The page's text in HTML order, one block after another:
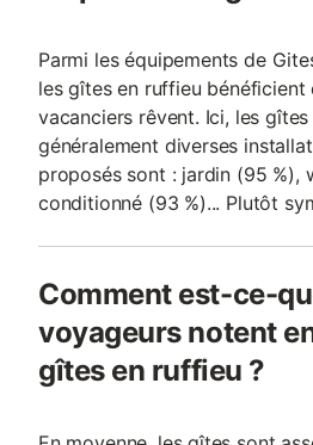
Parmi les équipements de
les gîtes en ruffieu
vacanciers rêvent. Ici, les
généralement diverses
proposés sont : jardin (95 %),
conditionné (93 %)... Plutôt
Comment est-ce-
voyageurs notent
gîtes en ruffieu ?